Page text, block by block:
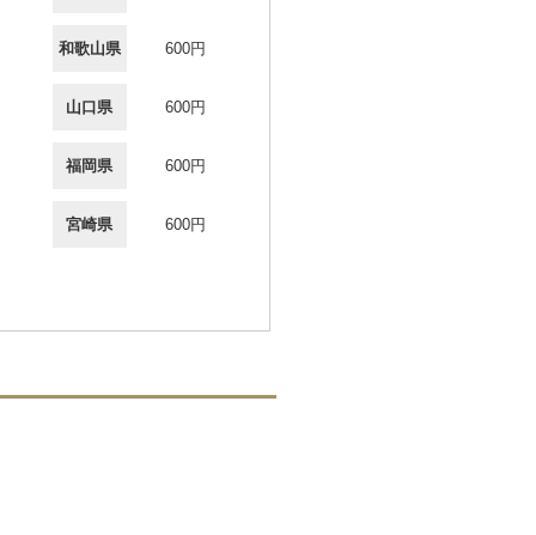
和歌山県 600円
山口県 600円
福岡県 600円
宮崎県 600円